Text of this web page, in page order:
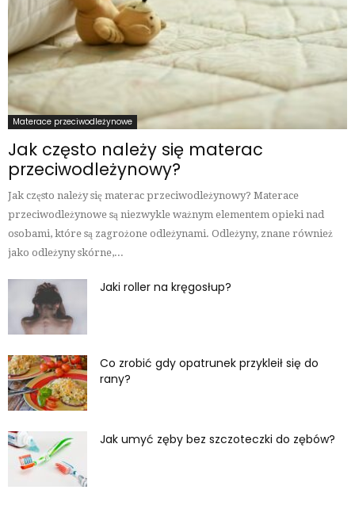
Materace przeciwodleżynowe
Jak często należy się materac
przeciwodleżynowy?
Jak często należy się materac przeciwodleżynowy? Materace
przeciwodleżynowe są niezwykle ważnym elementem opieki nad
osobami, które są zagrożone odleżynami. Odleżyny, znane również
jako odleżyny skórne,...
Jaki roller na kręgosłup?
Co zrobić gdy opatrunek przykleił się do
rany?
Jak umyć zęby bez szczoteczki do zębów?